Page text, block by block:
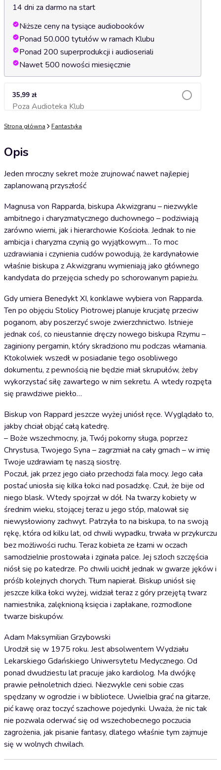
14 dni za darmo na start
Niższe ceny na tysiące audiobooków
Ponad 50.000 tytułów w ramach Klubu
Ponad 200 superprodukcji i audioseriali
Nawet 500 nowości miesięcznie
35,99 zł
Poza Audioteka KlubDodaj do koszyka
Strona główna Fantastyka
Opis
Jeden mroczny sekret może zrujnować nawet najlepiej
zaplanowaną przyszłość
Magnusa von Rapparda, biskupa Akwizgranu – niezwykle
ambitnego i charyzmatycznego duchownego – podziwiają
zarówno wierni, jak i hierarchowie Kościoła. Jednak to nie
ambicja i charyzma czynią go wyjątkowym… To moc
uzdrawiania i czynienia cudów powodują, że kardynałowie
właśnie biskupa z Akwizgranu wymieniają jako głównego
kandydata do przejęcia schedy po schorowanym papieżu.
Gdy umiera Benedykt XI, konklawe wybiera von Rapparda.
Ten po objęciu Stolicy Piotrowej planuje krucjatę przeciw
poganom, aby poszerzyć swoje zwierzchnictwo. Istnieje
jednak coś, co nieustannie dręczy nowego biskupa Rzymu –
zaginiony pergamin, który skradziono mu podczas włamania.
Ktokolwiek wszedł w posiadanie tego osobliwego
dokumentu, z pewnością nie będzie miał skrupułów, żeby
wykorzystać siłę zawartego w nim sekretu. A wtedy rozpęta
się prawdziwe piekło…
Biskup von Rappard jeszcze wyżej uniósł ręce. Wyglądało to,
jakby chciał objąć całą katedrę.
– Boże wszechmocny, ja, Twój pokorny sługa, poprzez
Chrystusa, Twojego Syna – zagrzmiał na cały gmach – w imię
Twoje uzdrawiam tę naszą siostrę.
Poczuł, jak przez jego ciało przechodzi fala mocy. Jego cała
postać uniosła się kilka łokci nad posadzkę. Czuł, że bije od
niego blask. Wtedy spojrzał w dół. Na twarzy kobiety w
średnim wieku, stojącej teraz u jego stóp, malował się
niewysłowiony zachwyt. Patrzyła to na biskupa, to na swoją
rękę, która od kilku lat, od chwili wypadku, trwała w przykurczu
bez możliwości ruchu. Teraz kobieta ze łzami w oczach
samodzielnie prostowała i zginała palce. Jej szloch szczęścia
niósł się po katedrze. Po chwili ucichł jednak w gwarze jęków i
próśb kolejnych chorych. Tłum napierał. Biskup uniósł się
jeszcze kilka łokci wyżej, widział teraz z góry przejętą twarz
namiestnika, zalęknioną księcia i zapłakane, rozmodlone
twarze biskupów.
Adam Maksymilian Grzybowski
Urodził się w 1975 roku. Jest absolwentem Wydziału
Lekarskiego Gdańskiego Uniwersytetu Medycznego. Od
ponad dwudziestu lat pracuje jako kardiolog. Ma dwójkę
prawie pełnoletnich dzieci. Niezwykle ceni sobie czas
spędzany w ogrodzie i w bibliotece. Uwielbia grać na gitarze,
pić kawę oraz toczyć szachowe pojedynki. Uważa, że nic tak
nie pozwala oderwać się od wszechobecnego poczucia
zagrożenia, jak pisanie fantasy, dlatego właśnie tym zajmuje
się w wolnych chwilach.